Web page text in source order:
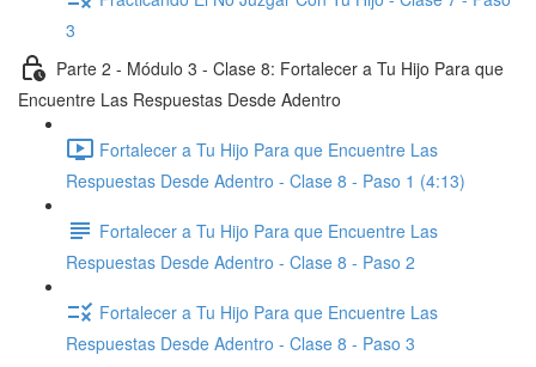
3
Parte 2 - Módulo 3 - Clase 8: Fortalecer a Tu Hijo Para que
Encuentre Las Respuestas Desde Adentro
Fortalecer a Tu Hijo Para que Encuentre Las
Respuestas Desde Adentro - Clase 8 - Paso 1 (4:13)
Fortalecer a Tu Hijo Para que Encuentre Las
Respuestas Desde Adentro - Clase 8 - Paso 2
Fortalecer a Tu Hijo Para que Encuentre Las
Respuestas Desde Adentro - Clase 8 - Paso 3